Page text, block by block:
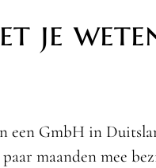
je
een GmbH in
maanden mee